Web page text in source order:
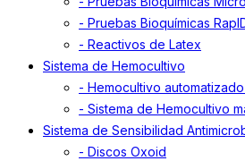
- Pruebas Bioquímicas
- Reactivos de Latex
Sistema de Hemocultivo
- Hemocultivo automatizado
- Sistema de Hemocultivo
Sistema de Sensibilidad
- Discos Oxoid